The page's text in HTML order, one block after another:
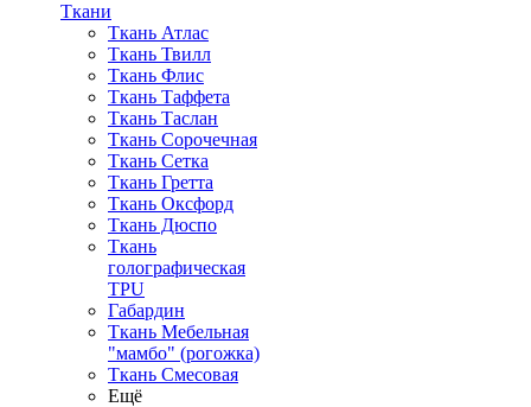
Ткани
Ткань Атлас
Ткань Твилл
Ткань Флис
Ткань Таффета
Ткань Таслан
Ткань Сорочечная
Ткань Сетка
Ткань Гретта
Ткань Оксфорд
Ткань Дюспо
Ткань
голографическая
TPU
Габардин
Ткань Мебельная
"мамбо" (рогожка)
Ткань Смесовая
Ещё